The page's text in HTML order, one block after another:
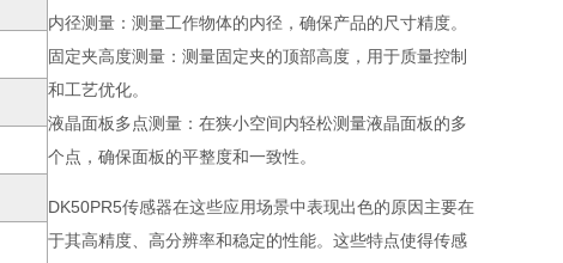
内径测量 ：测量工作物体的内径，确保产品的尺寸精度。
固定夹高度测量 ：测量固定夹的顶部高度，用于质量控制
和工艺优化。
液晶面板多点测量 ：在狭小空间内轻松测量液晶面板的多
个点，确保面板的平整度和一致性。
DK50PR5传感器在这些应用场景中表现出色的原因主要在
于其高精度、高分辨率和稳定的性能。这些特点使得传感